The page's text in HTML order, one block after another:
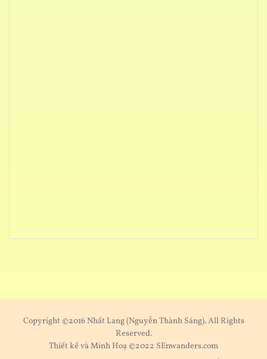
Copyright ©2016 Nhất Lang (Nguyễn Thành Sáng). All Rights
Reserved.
Thiết kế và Minh Hoạ ©2022 SEnwanders.com